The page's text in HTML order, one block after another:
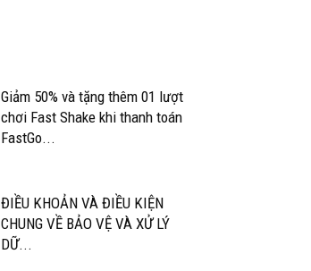
Giảm 50% và tặng thêm 01 lượt
chơi Fast Shake khi thanh toán
FastGo...
ĐIỀU KHOẢN VÀ ĐIỀU KIỆN
CHUNG VỀ BẢO VỆ VÀ XỬ LÝ
DỮ...